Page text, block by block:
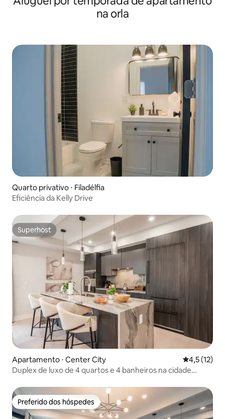
na orla
Quarto privativo ⋅ Filadélfia
Eficiência da Kelly Drive
Superhost
Superhost
Apartamento ⋅ Center City 4,5 de uma
4,5 (12)
Duplex de luxo de 4 quartos e 4 banheiros na cidade
Preferido dos hóspedes
Preferido dos hóspedes